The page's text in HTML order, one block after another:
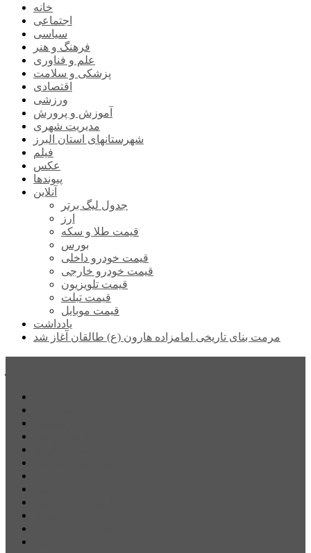
خانه
اجتماعی
سیاسی
فرهنگ و هنر
علم و فناوری
پزشکی و سلامت
اقتصادی
ورزشی
آموزش و پرورش
مدیریت شهری
شهرستانهای استان البرز
فیلم
عکس
پیوندها
آنلاین
جدول لیگ برتر
ارز
قیمت طلا و سکه
بورس
قیمت خودرو داخلی
قیمت خودرو خارجی
قیمت تلویزیون
قیمت تبلت
قیمت موبایل
یادداشت
مرمت بنای تاریخی امامزاده هارون (ع) طالقان آغاز شد